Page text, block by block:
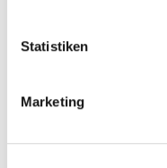
Statistiken
Marketing
Durch eine sichere SSL
persönlichen Daten vor